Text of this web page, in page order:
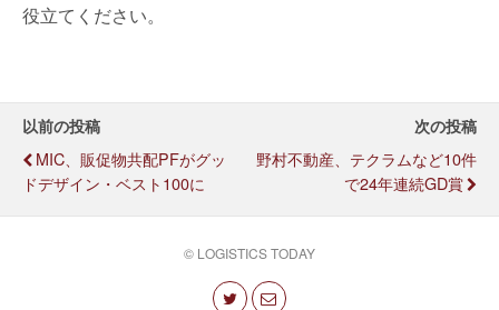
役立てください。
以前の投稿
MIC、販促物共配PFがグッ
ドデザイン・ベスト100に
次の投稿
野村不動産、テクラムなど10件
で24年連続GD賞
© LOGISTICS TODAY